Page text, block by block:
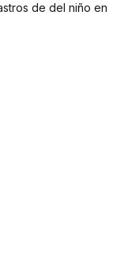
de del niño en